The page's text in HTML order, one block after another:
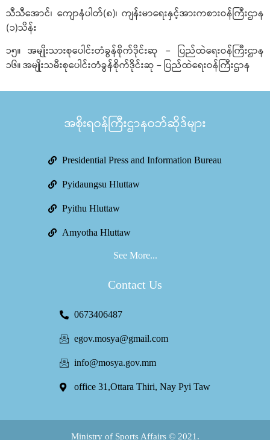
သီသီအောင်၊ ကျောနံပါတ်(၈)၊ ကျန်းမာရေးနှင့်အားကစားဝန်ကြီးဌာန
(၁)သိန်း
၁၅။ အမျိုးသားစုပေါင်းတံခွန်စိုက်ဒိုင်းဆု – ပြည်ထဲရေးဝန်ကြီးဌာန
၁၆။ အမျိုးသမီးစုပေါင်းတံခွန်စိုက်ဒိုင်းဆု – ပြည်ထဲရေးဝန်ကြီးဌာန
အစိုးရဝန်ကြီးဌာနဝဘ်ဆိုဒ်များ
Presidential Press and Information Bureau
Pyidaungsu Hluttaw
Pyithu Hluttaw
Amyotha Hluttaw
See More...
Contact Us
0673406487
egov.mosya@gmail.com
info@mosya.gov.mm
office 31,Ottara Thiri, Nay Pyi Taw
Ministry of Sports Affairs © 2021.